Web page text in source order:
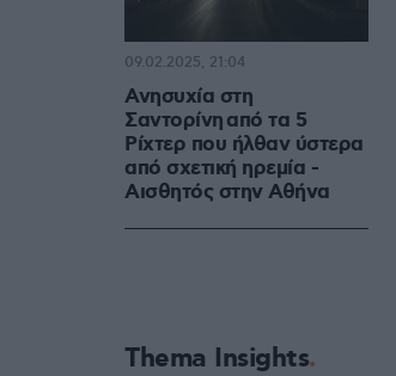
Ανησυχία στη
Σαντορίνη από τα 5
Ρίχτερ που ήλθαν ύστερα
από σχετική ηρεμία -
Αισθητός στην Αθήνα
09.02.2025, 21:04
Thema Insights